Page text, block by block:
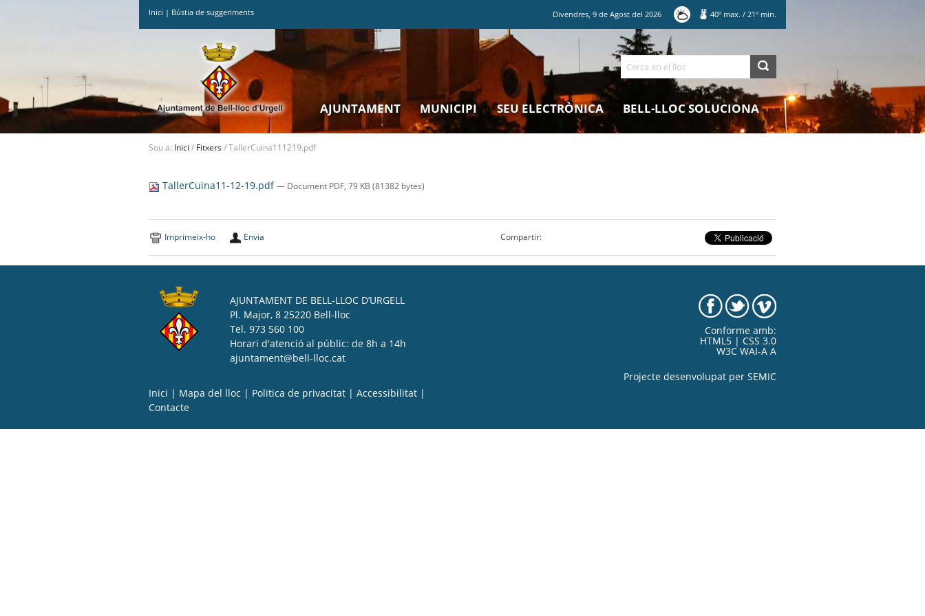
Inici | Bústia de suggeriments Divendres,9 deAgost del2026 40º max. / 21º min.
Cerca
AJUNTAMENT MUNICIPI SEU ELECTRÒNICA BELL-LLOC SOLUCIONA
Sou a: Inici / Fitxers/TallerCuina111219.pdf
TallerCuina11-12-19.pdf— Document PDF, 79 KB (81382 bytes)
Imprimeix-ho Envia Compartir:
AJUNTAMENT DE BELL-LLOC D’URGELL
Pl. Major, 8 25220 Bell-lloc
Tel. 973 560 100
Horari d'atenció al públic: de 8h a 14h
ajuntament@bell-lloc.cat
Inici | Mapa del lloc | Politica de privacitat | Accessibilitat |
Contacte
Conforme amb:
HTML5 | CSS 3.0
W3C WAI-A A
Projecte desenvolupat per SEMIC